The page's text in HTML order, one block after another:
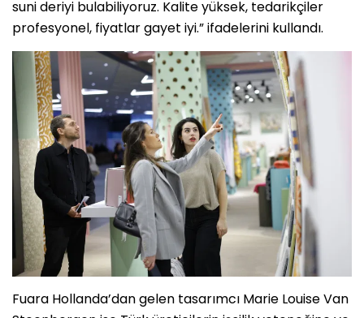
suni deriyi bulabiliyoruz. Kalite yüksek, tedarikçiler
profesyonel, fiyatlar gayet iyi.” ifadelerini kullandı.
Fuara Hollanda’dan gelen tasarımcı Marie Louise Van